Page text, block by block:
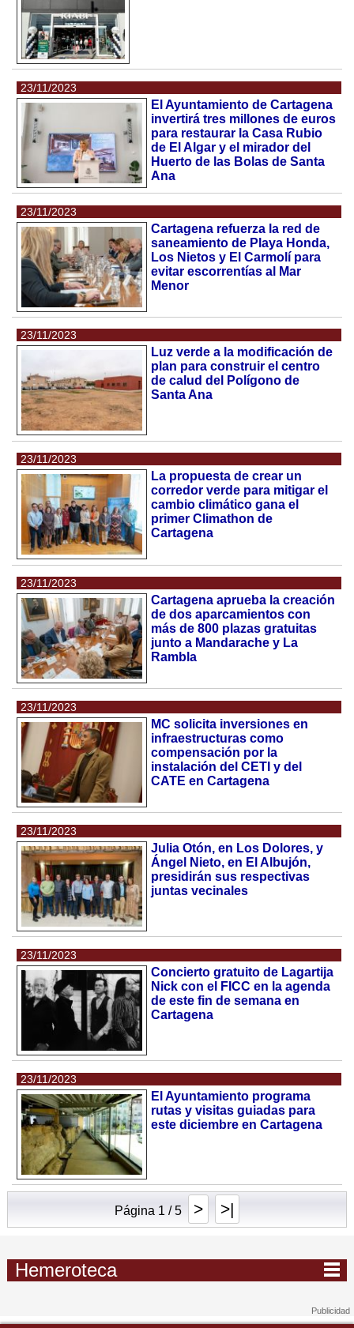
23/11/2023
El Ayuntamiento de Cartagena
invertirá tres millones de euros
para restaurar la Casa Rubio
de El Algar y el mirador del
Huerto de las Bolas de Santa
Ana
23/11/2023
Cartagena refuerza la red de
saneamiento de Playa Honda,
Los Nietos y El Carmolí para
evitar escorrentías al Mar
Menor
23/11/2023
Luz verde a la modificación de
plan para construir el centro
de calud del Polígono de
Santa Ana
23/11/2023
La propuesta de crear un
corredor verde para mitigar el
cambio climático gana el
primer Climathon de
Cartagena
23/11/2023
Cartagena aprueba la creación
de dos aparcamientos con
más de 800 plazas gratuitas
junto a Mandarache y La
Rambla
23/11/2023
MC solicita inversiones en
infraestructuras como
compensación por la
instalación del CETI y del
CATE en Cartagena
23/11/2023
Julia Otón, en Los Dolores, y
Ángel Nieto, en El Albujón,
presidirán sus respectivas
juntas vecinales
23/11/2023
Concierto gratuito de Lagartija
Nick con el FICC en la agenda
de este fin de semana en
Cartagena
23/11/2023
El Ayuntamiento programa
rutas y visitas guiadas para
este diciembre en Cartagena
Página 1 / 5 > >|
Hemeroteca